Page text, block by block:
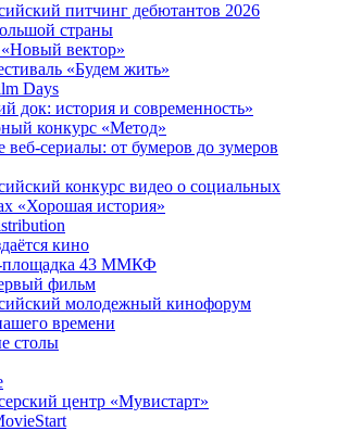
питчинг дебютантов 2026
страны
вектор»
«Будем жить»
Days
док: история и современность»
конкурс «Метод»
веб-сериалы: от бумеров до зумеров
конкурс видео о социальных
«Хорошая история»
кино
площадка 43 ММКФ
фильм
молодежный кинофорум
времени
столы
центр «Мувистарт»